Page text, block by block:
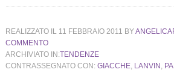
REALIZZATO IL 11 FEBBRAIO 2011 BY
COMMENTO
ARCHIVIATO IN:TENDENZE
CONTRASSEGNATO CON: GIACCHE, LANVIN